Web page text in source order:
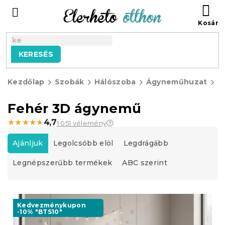
tartalomhoz
KERESÉS
Kezdőlap Szobák Hálószoba Ágyneműhuzat
Fehér 3D ágynemű
★★★★★
★★★★★ 4,71 051 vélemény
T
e
r
m
e
Ajánljuk Legolcsóbb elöl Legdrágább
Legnépszerűbb termékek ABC szerint
Kedvezménykupon
-10% "BTS10"